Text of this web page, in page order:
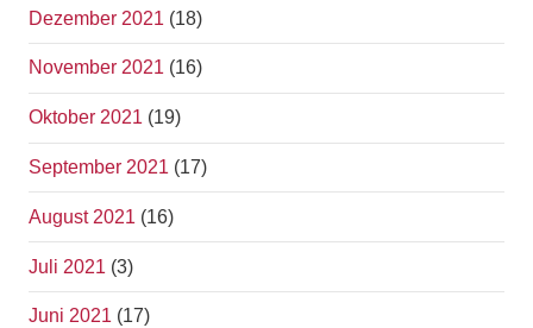
Dezember 2021 (18)
November 2021 (16)
Oktober 2021 (19)
September 2021 (17)
August 2021 (16)
Juli 2021 (3)
Juni 2021 (17)